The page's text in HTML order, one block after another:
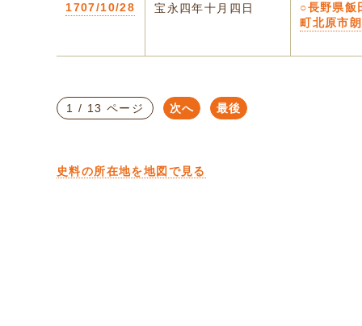
1707/10/28 宝永四年十月四日
○長野県飯
町北原市
1 / 13 ページ 次へ 最後
史料の所在地を地図で見る